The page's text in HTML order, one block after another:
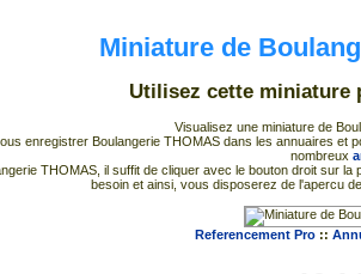
Miniature de
Utilisez cette miniature
Visualisez une miniature de
enregistrer Boulangerie THOMAS dans les annuaires et
nombreux
THOMAS, il suffit de cliquer avec le bouton droit sur
besoin et ainsi, vous disposerez de l'apercu
Referencement Pro::